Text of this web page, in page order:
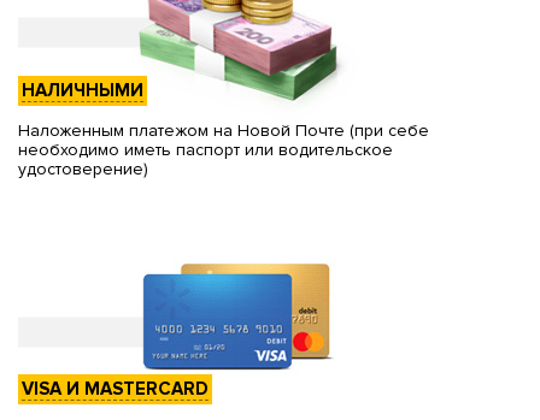
НАЛИЧНЫМИ
Наложенным платежом на Новой Почте (при себе
необходимо иметь паспорт или водительское
удостоверение)
VISA И MASTERCARD